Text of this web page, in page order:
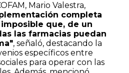
Mario Valestra,
completa
imposible que, de un
las farmacias puedan
, señaló, destacando la
específicos entre
para operar con las